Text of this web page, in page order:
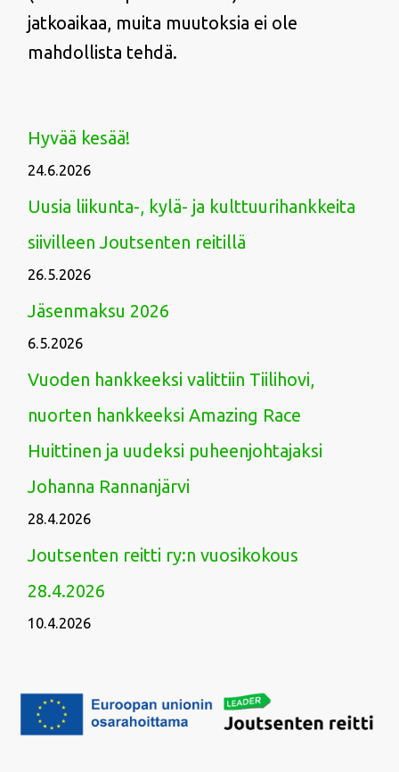
jatkoaikaa, muita muutoksia ei ole
mahdollista tehdä.
Hyvää kesää!
24.6.2026
Uusia liikunta-, kylä- ja kulttuurihankkeita
siivilleen Joutsenten reitillä
26.5.2026
Jäsenmaksu 2026
6.5.2026
Vuoden hankkeeksi valittiin Tiilihovi,
nuorten hankkeeksi Amazing Race
Huittinen ja uudeksi puheenjohtajaksi
Johanna Rannanjärvi
28.4.2026
Joutsenten reitti ry:n vuosikokous
28.4.2026
10.4.2026